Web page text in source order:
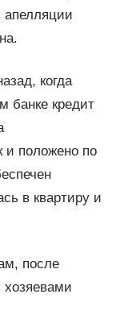
апелляции
когда
банке кредит
и положено по
в квартиру и
после
хозяевами